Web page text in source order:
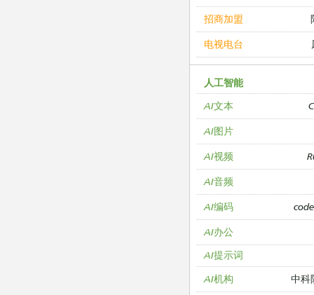
招商加盟
电视电台
人工智能
AI文本
AI图片
AI视频
AI音频
AI编码
AI办公
AI提示词
AI机构
中科